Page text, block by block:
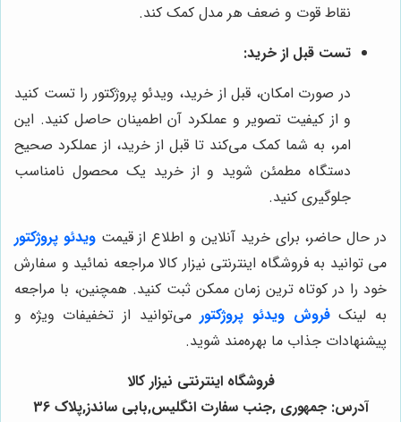
نقاط قوت و ضعف هر مدل کمک کند.
تست قبل از خرید:
در صورت امکان، قبل از خرید، ویدئو پروژکتور را تست کنید
و از کیفیت تصویر و عملکرد آن اطمینان حاصل کنید. این
امر، به شما کمک می‌کند تا قبل از خرید، از عملکرد صحیح
دستگاه مطمئن شوید و از خرید یک محصول نامناسب
جلوگیری کنید.
در حال حاضر، برای خرید آنلاین و اطلاع از قیمتویدئو پروژکتور
می توانید به فروشگاه اینترنتی نیزار کالا مراجعه نمائید و سفارش
خود را در کوتاه ترین زمان ممکن ثبت کنید. همچنین، با مراجعه
به لینکفروش ویدئو پروژکتورمی‌توانید از تخفیفات ویژه و
پیشنهادات جذاب ما بهره‌مند شوید.
فروشگاه اینترنتی نیزار کالا
آدرس: جمهوری ,جنب سفارت انگلیس,بابی ساندز,پلاک 36